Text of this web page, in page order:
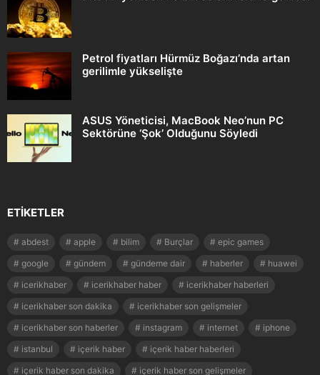
Petrol fiyatları Hürmüz Boğazı’nda artan
gerilimle yükselişte
ASUS Yöneticisi, MacBook Neo’nun PC
Sektörüne ‘Şok’ Olduğunu Söyledi
ETIKETLER
abdest apple bilim Burçlar
epic games
google
gündem gündeme dair haberler
huawei
icerikhaber
icerikhaber haber
icerikhaber haberleri
icerikhaber son dakika
icerikhaber son gelişmeler
icerikhaber son haberler
instagram internet
iphone
istanbul
içerik haber
içerik haber haberleri
içerik haber son dakika
içerik haber son gelişmeler